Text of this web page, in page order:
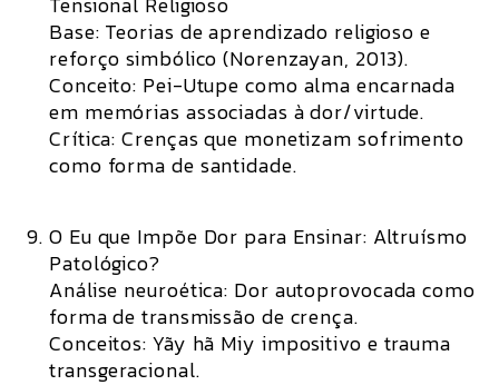
Base: Teorias de aprendizado religioso e
reforço simbólico (Norenzayan, 2013).
Conceito: Pei-Utupe como alma encarnada
em memórias associadas à dor/virtude.
Crítica: Crenças que monetizam sofrimento
como forma de santidade.
O Eu que Impõe Dor para Ensinar: Altruísmo
Patológico?
Análise neuroética: Dor autoprovocada como
forma de transmissão de crença.
Conceitos: Yãy hã Miy impositivo e trauma
transgeracional.